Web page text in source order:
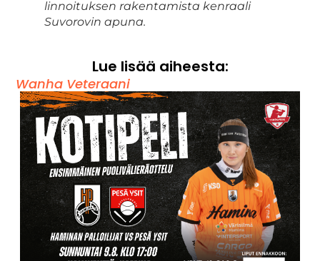
linnoituksen rakentamista kenraali
Suvorovin apuna.
Lue lisää aiheesta:
Wanha Veteraani